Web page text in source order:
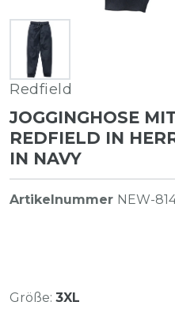
Redfield
JOGGINGHOSE
REDFIELD IN
N NAVY
Artikelnummer NEW-
Größe: 3XL